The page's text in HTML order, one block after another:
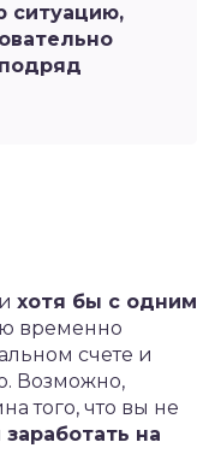
ситуацию,
хотя бы с одним
временно
счете и
Возможно,
того, что вы не
заработать на